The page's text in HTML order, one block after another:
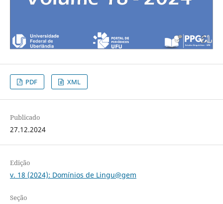
PDF XML
Publicado
27.12.2024
Edição
v. 18 (2024): Domínios de Lingu@gem
Seção